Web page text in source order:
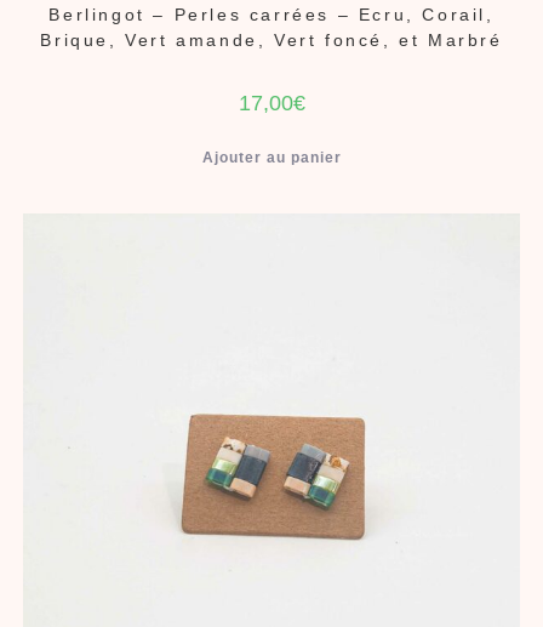
Berlingot – Perles carrées – Ecru, Corail,
Brique, Vert amande, Vert foncé, et Marbré
17,00€
Ajouter au panier